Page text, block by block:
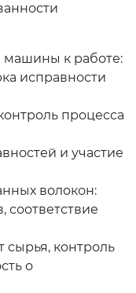
машины к работе:
исправности
процесса
и участие
волокон:
соответствие
сырья, контроль
о